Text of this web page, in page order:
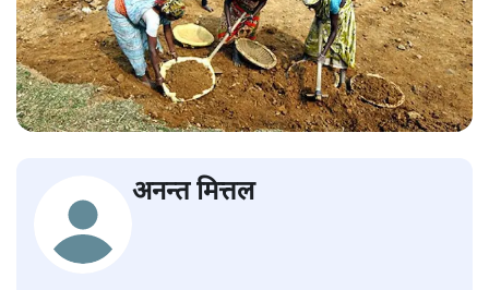
अनन्त मित्तल